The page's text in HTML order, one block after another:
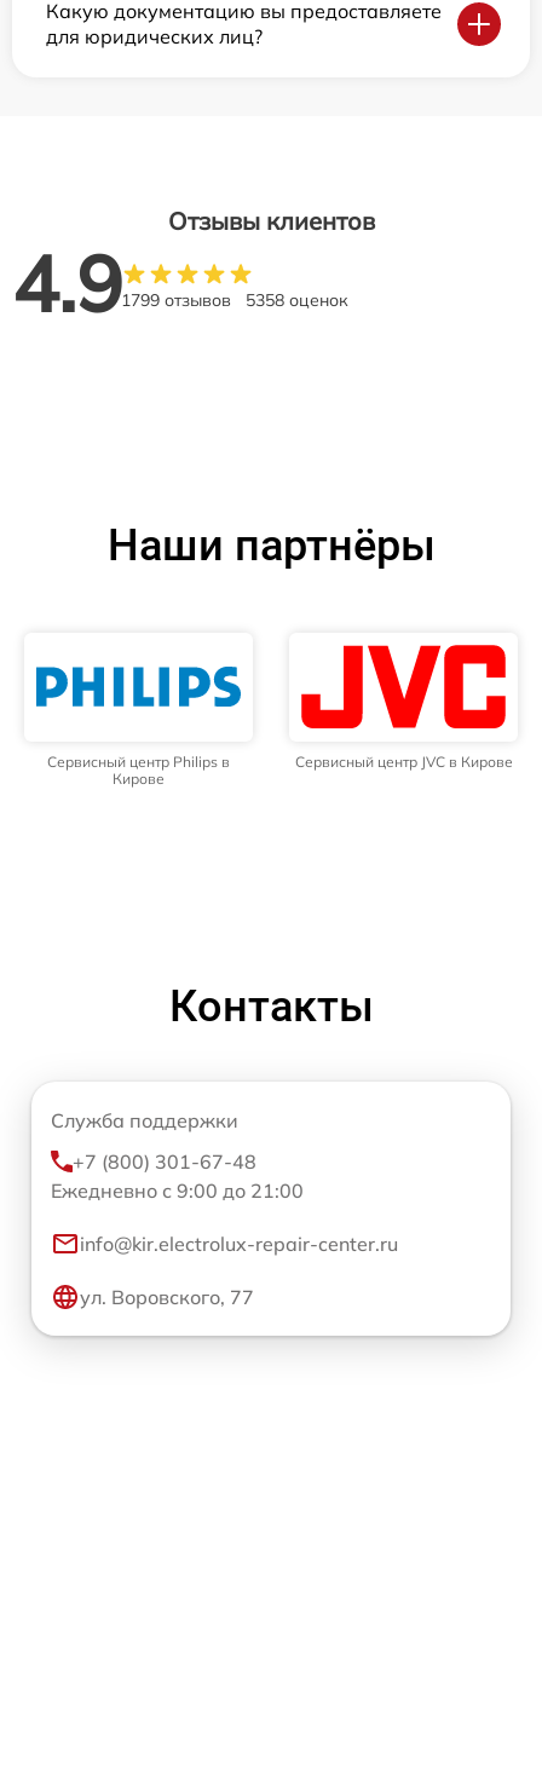
Какую документацию вы предоставляете
для юридических лиц?
Отзывы клиентов
4.91799 отзывов 5358 оценок
Наши партнёры
Сервисный центр Philips в
Кирове
Сервисный центр JVC в Кирове
Контакты
Служба поддержки
+7 (800) 301-67-48
Ежедневно с 9:00 до 21:00
info@kir.electrolux-repair-center.ru
ул. Воровского, 77